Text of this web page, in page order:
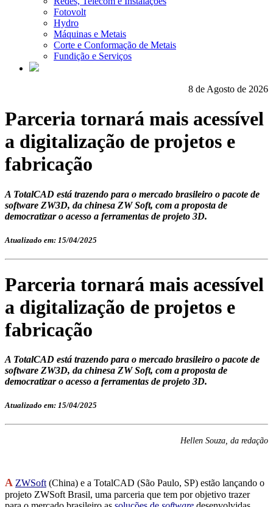
Fotovolt
Hydro
Máquinas e Metais
Corte e Conformação de Metais
Fundição e Serviços
8 de Agosto de 2026
Parceria tornará mais acessível
a digitalização de projetos e
fabricação
A TotalCAD está trazendo para o mercado brasileiro o pacote de
software ZW3D, da chinesa ZW Soft, com a proposta de
democratizar o acesso a ferramentas de projeto 3D.
Atualizado em: 15/04/2025
Parceria tornará mais acessível
a digitalização de projetos e
fabricação
A TotalCAD está trazendo para o mercado brasileiro o pacote de
software ZW3D, da chinesa ZW Soft, com a proposta de
democratizar o acesso a ferramentas de projeto 3D.
Atualizado em: 15/04/2025
Hellen Souza, da redação
A ZWSoft(China) e a TotalCAD (São Paulo, SP) estão lançando o
projeto ZWSoft Brasil, uma parceria que tem por objetivo trazer